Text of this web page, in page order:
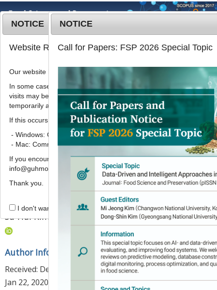
T
o
g
l
e
v
i
g
t
o
MENU
Korean J. Food Preserv. 2020
27( 2):204-211
pISSN: 1738-7248, eISSN: 2287-7428
DOI:https://doi.org/10.11002/kjfp.2020.27.2.204
Article
산수유(Corni fructus)에서 분리한 항
산화 생리활성물질의 특성
김수희1 ,성기운 정신교1,2,*
Isolation of antioxidant
components from Corni fructus
Su-Hui Kim Gi-Un Seong1,Shin-Kyo Chung1,2,*
Author Information & Copyright▼
Received: Dec 18, 2019 ; Revised:Jan 21, 2020; Accepted:
Jan 22, 2020
NOTICE
Website Renewal Notice
Our website has recently been renewed.
In some cases, images, CSS files, or other settings saved in your
visits may be reused instead of downloading the latest files. As a
temporarily appear incorrectly or may not display properly.
If this occurs, please perform a hard refresh.
- Windows: Ctrl + F5
- Mac: Command + Shift + R
If you encounter any errors or difficulties while using the website,
info@guhmok.com.
Thank you.
I don't want to open this window for a day.
NOTICE
Call for Papers: FSP 2026 Special Topic